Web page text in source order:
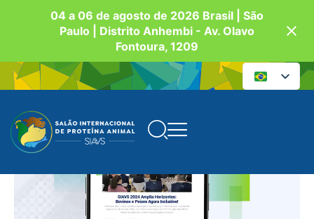
04 a 06 de agosto de 2026 Brasil | São
Paulo | Distrito Anhembi - Av. Olavo
Fontoura, 1209